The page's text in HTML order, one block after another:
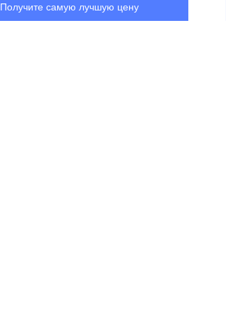
Получите самую лучшую цену